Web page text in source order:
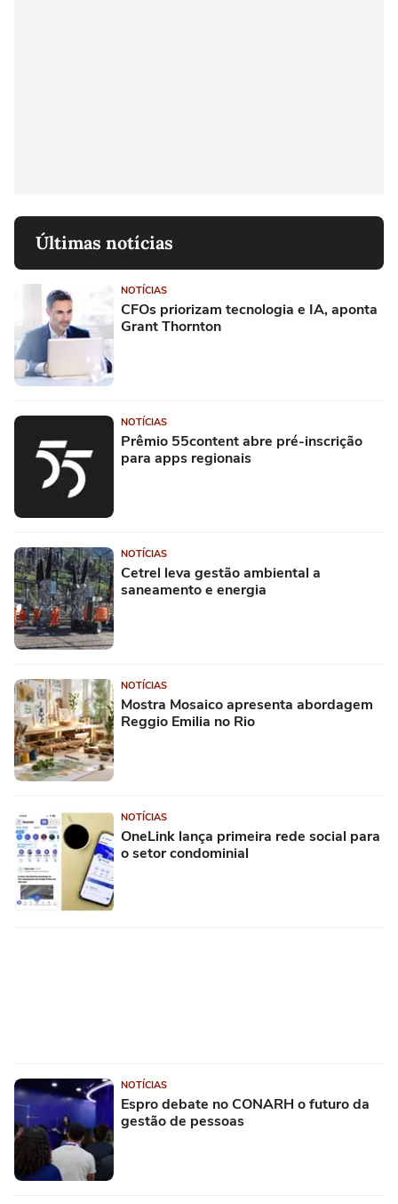
Últimas notícias
NOTÍCIAS
CFOs priorizam tecnologia e IA, aponta
Grant Thornton
NOTÍCIAS
Prêmio 55content abre pré-inscrição
para apps regionais
NOTÍCIAS
Cetrel leva gestão ambiental a
saneamento e energia
NOTÍCIAS
Mostra Mosaico apresenta abordagem
Reggio Emilia no Rio
NOTÍCIAS
OneLink lança primeira rede social para
o setor condominial
NOTÍCIAS
Espro debate no CONARH o futuro da
gestão de pessoas